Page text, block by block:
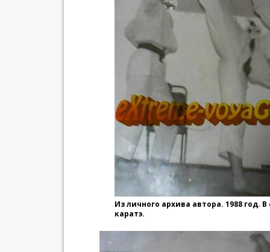
Из личного архива автора. 1988 год.
каратэ.